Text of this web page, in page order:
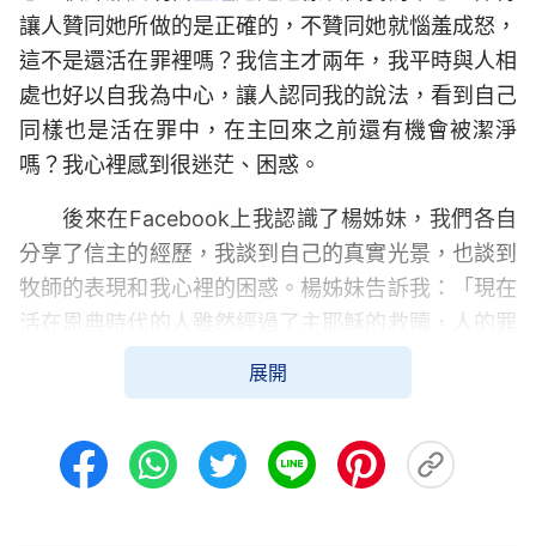
讓人贊同她所做的是正確的，不贊同她就惱羞成怒，
這不是還活在罪裡嗎？我信主才兩年，我平時與人相
處也好以自我為中心，讓人認同我的說法，看到自己
同樣也是活在罪中，在主回來之前還有機會被潔淨
嗎？我心裡感到很迷茫、困惑。
後來在Facebook上我認識了楊姊妹，我們各自
分享了信主的經歷，我談到自己的真實光景，也談到
牧師的表現和我心裡的困惑。楊姊妹告訴我：「現在
活在恩典時代的人雖然經過了主耶穌的救贖，人的罪
雖然得到了赦免，但人的犯罪本性還沒有變化，所以
還能受罪的捆綁活在白天犯罪晚上認罪的光景中，這
話： 『耶穌當時作的工作是救贖整個人類，凡信他
的，罪就得以赦免，你只要信他，他就救贖你，你只
展開